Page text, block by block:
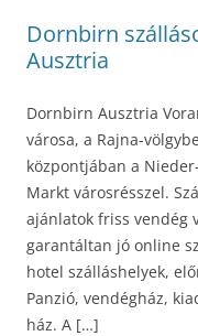
Dornbirn
Ausztria
Dornbirn Ausztria
városa, a Rajna-
központjában a
Markt városrésszel.
ajánlatok friss vendég
garantáltan jó online
hotel szálláshelyek,
Panzió, vendégház,
ház. A […]